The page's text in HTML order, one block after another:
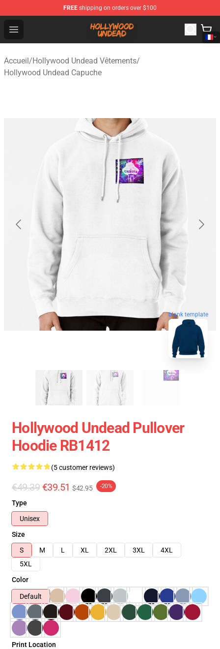
FREE shipping on orders over $100
Open menu
Hollywood Undead Shop - Official Hollywood Undead
Accueil/Hollywood Undead Vêtements/
Hollywood Undead Capuche
blank template
Hollywood Undead Pullover
Hoodie RB1412
(5 customer reviews)
€49.39 €39.51 $42.95 -20%
Type
Unisex
Size
S
M L XL 2XL 3XL
4XL
5XL
Color
Default
Print Location